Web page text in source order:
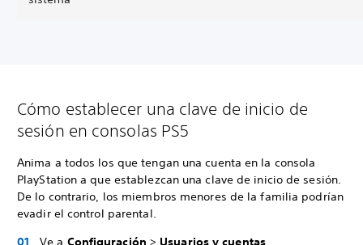
Cómo establecer una clave de inicio de
sesión en consolas PS5
Anima a todos los que tengan una cuenta en la consola
PlayStation a que establezcan una clave de inicio de sesión.
De lo contrario, los miembros menores de la familia podrían
evadir el control parental.